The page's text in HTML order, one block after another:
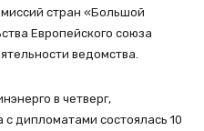
стран «Большой
Европейского союза
ведомства.
в четверг,
дипломатами состоялась 10